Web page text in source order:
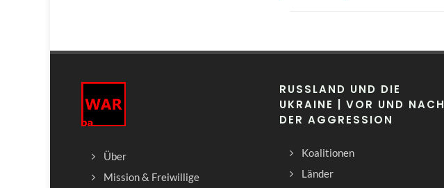
Über
Mission & Freiwillige
RUSSLAND UND DIE
UKRAINE | VOR UND NACH
DER AGGRESSION
Koalitionen
Länder